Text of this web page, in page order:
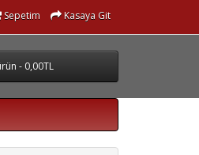
Sepetim Kasaya Git
- 0,00TL